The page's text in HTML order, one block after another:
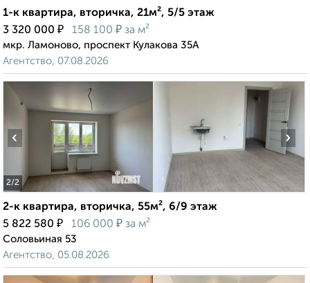
1-к квартира, вторичка, 21м², 5/5 этаж
3 320 000 ₽ 158 100 ₽ за м²
мкр. Ламоново, проспект Кулакова 35А
Агентство, 07.08.2026
2/2
‹ ›
2-к квартира, вторичка, 55м², 6/9 этаж
5 822 580 ₽ 106 000 ₽ за м²
Соловьиная 53
Агентство, 05.08.2026